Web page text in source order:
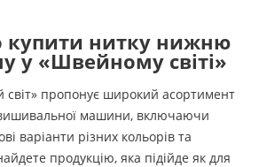
купити нитку нижню
у «Швейному світі»
пропонує широкий асортимент
машини, включаючи
варіанти різних кольорів та
продукцію, яка підійде як для